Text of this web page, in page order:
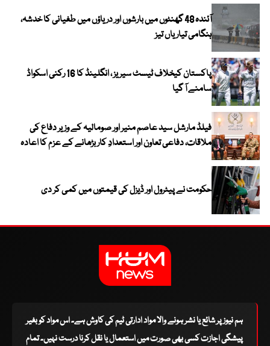
آئندہ 48 گھنٹوں میں بارشوں اور دریاؤں میں طغیانی کا خدشہ،
ہنگامی تیاریاں تیز
پاکستان کیخلاف ٹیسٹ سیریز ، انگلینڈ کا 16 رکنی اسکواڈ
سامنے آ گیا
فیلڈ مارشل سید عاصم منیر اور صومالیہ کے وزیر دفاع کی
ملاقات، دفاعی تعاون اور استعدادِ کار بڑھانے کے عزم کا اعادہ
حکومت نے پیٹرول اور ڈیزل کی قیمتوں میں کمی کر دی
ہم نیوز پر شائع یا نشر ہونے والا مواد ادارتی ٹیم کی کاوش ہے۔ اس مواد کو بغیر
پیشگی اجازت کسی بھی صورت میں استعمال یا نقل کرنا درست نہیں۔ تمام